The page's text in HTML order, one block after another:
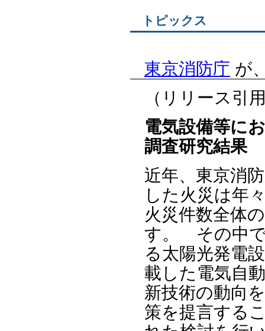
トピックス
東京消防庁 が
（リリース引
電気設備等に
調査研究結果
近年、東京消
した火災は年
火災件数全体
す。 その中で
る太陽光発電
載した電気自
新技術の動向
策を提言する